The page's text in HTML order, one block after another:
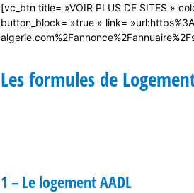
[vc_btn title= »VOIR PLUS DE SITES »
button_block= »true » link=
Les formules de
1 – Le logement AADL